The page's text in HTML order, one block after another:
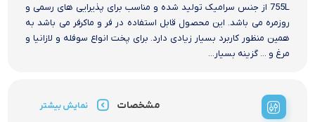
755L از جنس سرامیک تولید شده و مناسب برای پذیرایی های رسمی و
روزمره می باشد. این محصول قابل استفاده در فر و ماکرفر می باشد به
همین منظور کاربرد بسیار زیادی دارد. برای پخت انواع سوفله و لازانیا و
مرغ و ... گزینه بسیار...
مشخصات نمایش بیشتر